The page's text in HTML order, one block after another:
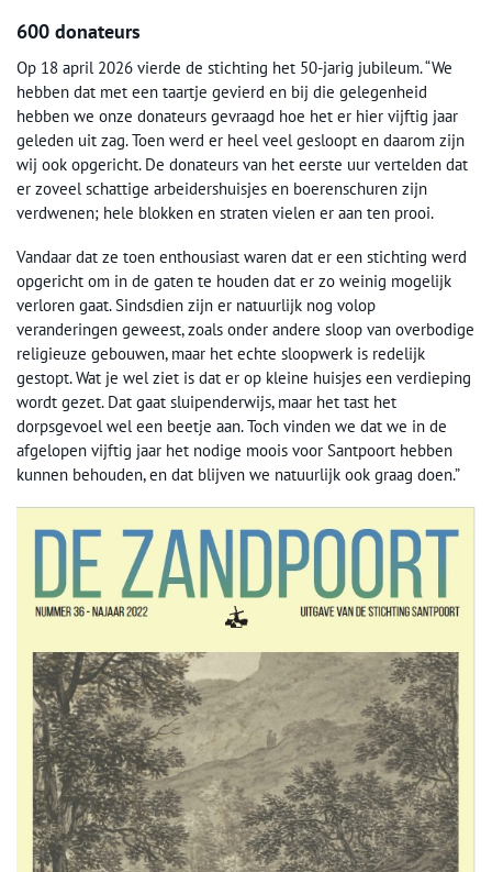
600 donateurs
Op 18 april 2026 vierde de stichting het 50-jarig jubileum. “We
hebben dat met een taartje gevierd en bij die gelegenheid
hebben we onze donateurs gevraagd hoe het er hier vijftig jaar
geleden uit zag. Toen werd er heel veel gesloopt en daarom zijn
wij ook opgericht. De donateurs van het eerste uur vertelden dat
er zoveel schattige arbeidershuisjes en boerenschuren zijn
verdwenen; hele blokken en straten vielen er aan ten prooi.
Vandaar dat ze toen enthousiast waren dat er een stichting werd
opgericht om in de gaten te houden dat er zo weinig mogelijk
verloren gaat. Sindsdien zijn er natuurlijk nog volop
veranderingen geweest, zoals onder andere sloop van overbodige
religieuze gebouwen, maar het echte sloopwerk is redelijk
gestopt. Wat je wel ziet is dat er op kleine huisjes een verdieping
wordt gezet. Dat gaat sluipenderwijs, maar het tast het
dorpsgevoel wel een beetje aan. Toch vinden we dat we in de
afgelopen vijftig jaar het nodige moois voor Santpoort hebben
kunnen behouden, en dat blijven we natuurlijk ook graag doen.”